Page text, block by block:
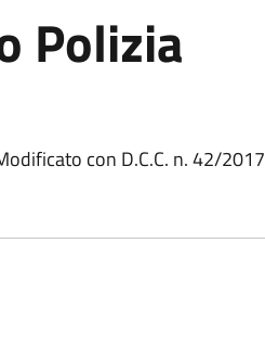
Polizia
con D.C.C. n. 42/2017